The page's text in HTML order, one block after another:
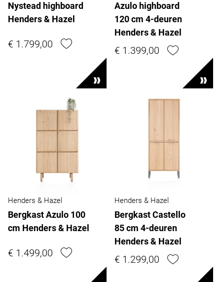
Nystead highboard
Henders & Hazel
€ 1.799,00
Azulo highboard
120 cm 4-deuren
Henders & Hazel
€ 1.399,00
Henders & Hazel
Bergkast Azulo 100
cm Henders & Hazel
€ 1.499,00
Henders & Hazel
Bergkast Castello
85 cm 4-deuren
Henders & Hazel
€ 1.299,00